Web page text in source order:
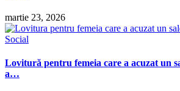
martie 23, 2026
Social
Lovitură pentru femeia care a acuzat un
a…